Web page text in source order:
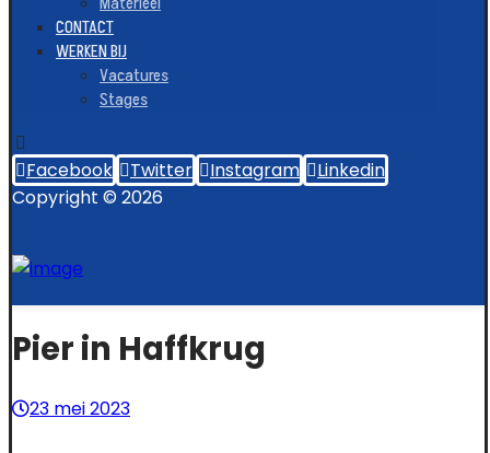
CONTACT
WERKEN BIJ
Vacatures
Stages
Facebook Twitter Instagram
Linkedin
Copyright © 2026
Pier in Haffkrug
23 mei 2023